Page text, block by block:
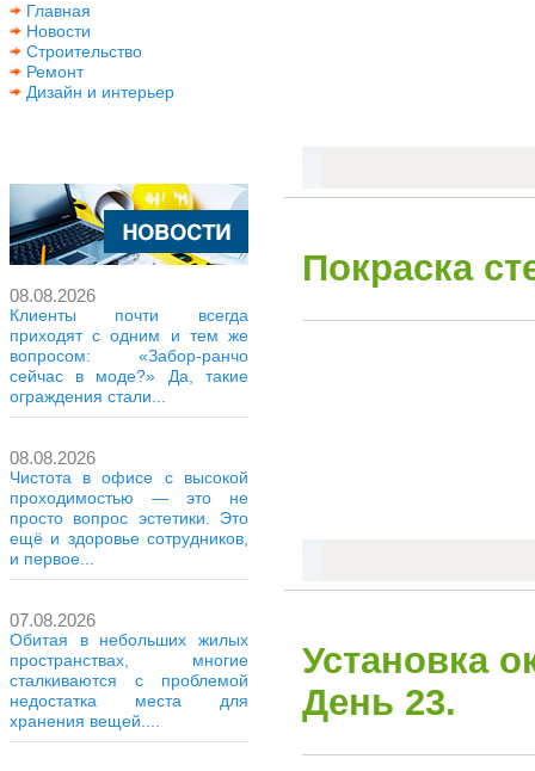
Главная
Новости
Строительство
Ремонт
Дизайн и интерьер
08.08.2026
Клиенты почти всегда
приходят с одним и тем же
вопросом: «Забор-ранчо
сейчас в моде?» Да, такие
ограждения стали...
08.08.2026
Чистота в офисе с высокой
проходимостью — это не
просто вопрос эстетики. Это
ещё и здоровье сотрудников,
и первое...
07.08.2026
Обитая в небольших жилых
пространствах, многие
сталкиваются с проблемой
недостатка места для
хранения вещей....
Покраска
Установка
День 23.